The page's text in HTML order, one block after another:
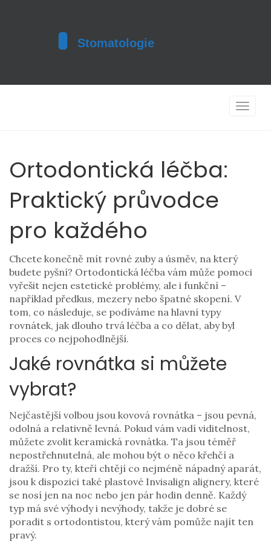
Toggle
Ortodontická léčba:
Praktický průvodce
pro každého
Chcete konečně mít rovné zuby a úsměv, na který
budete pyšní? Ortodontická léčba vám může pomoci
vyřešit nejen estetické problémy, ale i funkční –
například předkus, mezery nebo špatné skopení. V
tom, co následuje, se podíváme na hlavní typy
rovnátek, jak dlouho trvá léčba a co dělat, aby byl
proces co nejpohodlnější.
Jaké rovnátka si můžete
vybrat?
Nejčastější volbou jsou kovová rovnátka – jsou pevná,
odolná a relativně levná. Pokud vám vadí viditelnost,
můžete zvolit keramická rovnátka. Ta jsou téměř
nepostřehnutelná, ale mohou být o něco křehčí a
dražší. Pro ty, kteří chtějí co nejméně nápadný aparát,
jsou k dispozici také plastové Invisalign alignery, které
se nosí jen na noc nebo jen pár hodin denně. Každý
typ má své výhody i nevýhody, takže je dobré se
poradit s ortodontistou, který vám pomůže najít ten
pravý.